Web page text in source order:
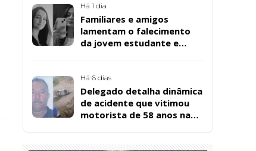
Há 1 dia
Familiares e amigos
lamentam o falecimento
da jovem estudante e
Santos, em Patos
Há 6 dias
Delegado detalha dinâmica
de acidente que vitimou
motorista de 58 anos na